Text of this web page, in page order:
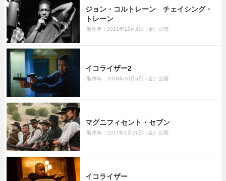
ジョン・コルトレーン チェイシング・
トレーン
製作年：2021年12月3日（金）公開
イコライザー2
製作年：2018年10月5日（金）公開
マグニフィセント・セブン
製作年：2017年1月27日（金）公開
イコライザー